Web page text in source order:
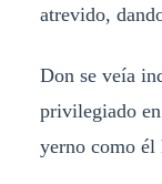
atrevido,
Don se veía
privilegiado
yerno como él